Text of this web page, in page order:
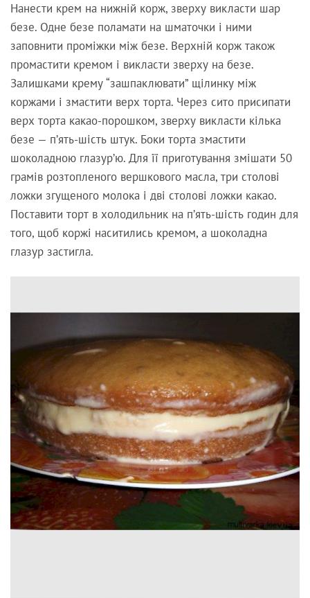
Нанести крем на нижній корж, зверху викласти шар
безе. Одне безе поламати на шматочки і ними
заповнити проміжки між безе. Верхній корж також
промастити кремом і викласти зверху на безе.
Залишками крему “зашпаклювати” щілинку між
коржами і змастити верх торта. Через сито присипати
верх торта какао-порошком, зверху викласти кілька
безе — п’ять-шість штук. Боки торта змастити
шоколадною глазур’ю. Для її приготування змішати 50
грамів розтопленого вершкового масла, три столові
ложки згущеного молока і дві столові ложки какао.
Поставити торт в холодильник на п’ять-шість годин для
того, щоб коржі наситились кремом, а шоколадна
глазур застигла.